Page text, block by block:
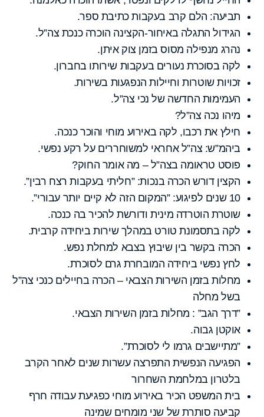
תביעה: הלם קרב בעקבות כתיבת ספר.
הגידול התגלה באיחור-הקצינה הוכרה כנכת צה”ל.
נהרג מנפילה מסוס בזמן צוק איתן.
לקה בסוכרת נעורים בעקבות שירותו בחברון.
זכויות שוטרות וחיילות הנפגעות בשירות.
העמימות החדשה של נכי צה”ל.
מיהו נכה צה”ל?
חילץ את רכבו, לקה באירוע מוחי והוכר כנכה.
ביהמ”ש: צה”ל אחראי למשוחררים על רקע נפשי.
פוסט טראומה בצה”ל – מה אומר החוק?
הקצין דורש הכרה בנכות: ”חליתי בעקבות רצח רבין”.
10 שנים לפיגוע: ”המקום הזה לא קיים יותר עבורי”.
שוטרת הוטרדה מינית ודורשת להכיר בה כנכה.
לקה בתסמונת טורט במהלך שירות ביחידה קרבית.
הכרה בקשר בין שיבוץ בצבא למחלת נפש.
לחץ נפשי ביחידה המובחרת גרם לסוכרת.
מחלות בזמן השירות הצבאי – הכרה בחיילים כנכי צה”ל
בשל מחלה
”דרך הגב” : מחלות בזמן השירות הצבאי.
אוקטן גבוה.
”מתיישבים גרמו לי לסוכרת”.
הפגיעה הנפשית התפרצה עשרות שנים לאחר הקרב
בלטרון במלחמת השחרור
בית המשפט הכיר באירוע מוחי כפגיעת עבודה חרף
קביעה סותרת של שני מומחים שמינה